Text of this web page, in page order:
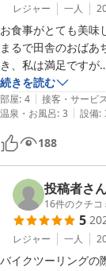
また利用したい宿の
レジャー 一人
お食事がとても美味
まるで田舎のおばあ
き、私は満足ですが
そういった民宿に慣
和室4.5畳となって
1人で泊まるには充分
部屋もトイレも食堂
続きを読む
部屋: 4 | 接客・サービ
温泉・お風呂: 3 | 設備:
188
投稿者さ
16件のクチコ
5
レジャー 一人
バイクツーリングの